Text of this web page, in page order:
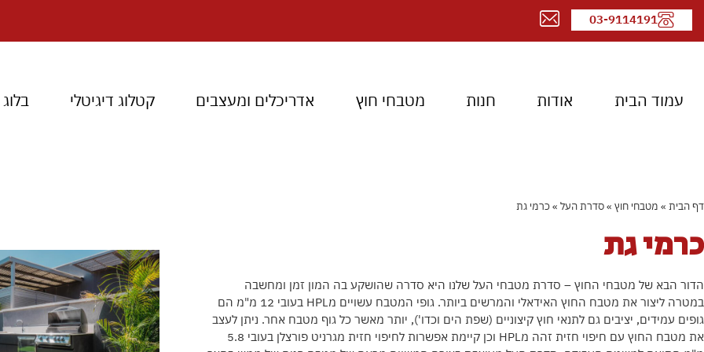
03-9114191
עמוד הבית אודות חנות מטבחי חוץ אדריכלים ומעצבים קטלוג דיגיטלי בלוג
דף הבית » מטבחי חוץ »סדרת העל »כרמי גת
כרמי גת
הדור הבא של מטבחי החוץ – סדרת מטבחי העל שלנו היא סדרה שהושקע בה המון זמן ומחשבה
במטרה ליצור את מטבח החוץ האידאלי והמרשים ביותר. גופי המטבח עשויים מHPL בעובי 12 מ"מ הם
גופים עמידים, יציבים גם לתנאי חוץ קיצוניים (שפת הים וכדו'), יותר מאשר כל גוף מטבח אחר. ניתן לעצב
את מטבח החוץ עם חיפוי חזית זהה מHPL וכן קיימת אפשרות לחיפוי חזית מגרניט פורצלן בעובי 5.8